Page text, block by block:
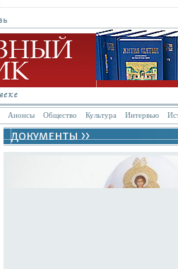
Анонсы Общество Культура Интервью